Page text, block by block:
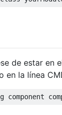
de estar en
en la línea